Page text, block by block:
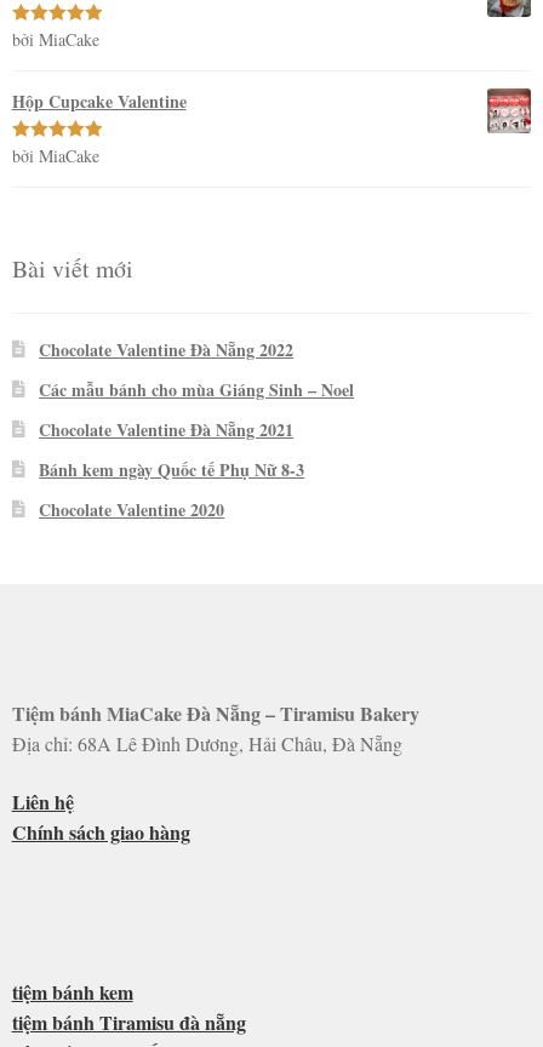
Được xếp
bởi MiaCake
Hộp Cupcake Valentine
Được xếp
bởi MiaCake
Bài viết mới
Chocolate Valentine Đà Nẵng 2022
Các mẫu bánh cho mùa Giáng Sinh – Noel
Chocolate Valentine Đà Nẵng 2021
Bánh kem ngày Quốc tế Phụ Nữ 8-3
Chocolate Valentine 2020
Tiệm bánh MiaCake Đà Nẵng – Tiramisu Bakery
Địa chỉ: 68A Lê Đình Dương, Hải Châu, Đà Nẵng
Liên hệ
Chính sách giao hàng
tiệm bánh kem
tiệm bánh Tiramisu đà nẵng